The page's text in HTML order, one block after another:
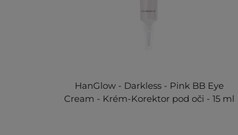
HanGlow - Darkless - Pink BB Eye
Cream - Krém-Korektor pod oči - 15 ml